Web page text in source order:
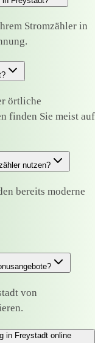
Stromzähler in
örtliche
finden Sie meist auf
nutzen?
bereits moderne
von
in Freystadt online